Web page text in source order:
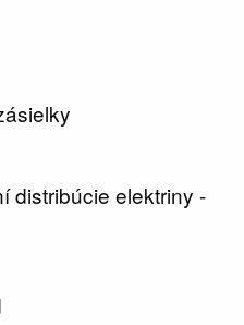
distribúcie elektriny -